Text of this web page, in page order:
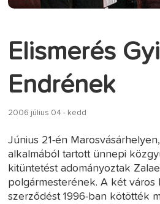
Elismerés
Endrének
2006 július 04 - kedd
Június 21-én
alkalmából tartott ünnepi
kitüntetést adományoztak
polgármesterének. A két város
szerződést 1996-ban kötötték